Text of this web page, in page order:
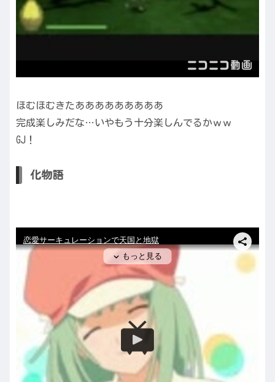
ほむほむきたあああああああああ
完成楽しみだな…いやもう十分楽しんでるかｗｗ
GJ！
化物語